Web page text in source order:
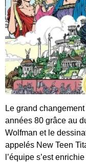
Le grand
années 80 grâce au
Wolfman et le
appelés New Teen
l’équipe s’est